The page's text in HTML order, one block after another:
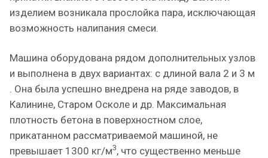
изделием возникала прослойка пара, исключающая
возможность налипания смеси.
Машина оборудована рядом дополнительных узлов
и выполнена в двух вариантах: с длиной вала 2 и 3 м
. Она была успешно внедрена на ряде заводов, в
Калинине, Старом Осколе и др. Максимальная
плотность бетона в поверхностном слое,
прикатанном рассматриваемой машиной, не
превышает 1300 кг/м3, что существенно меньше